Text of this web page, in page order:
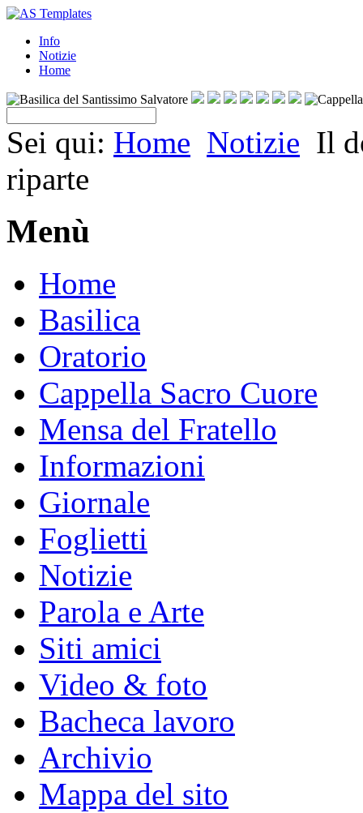
Info
Notizie
Home
Sei qui: Home Notizie Il
riparte
Menù
Home
Basilica
Oratorio
Cappella Sacro Cuore
Mensa del Fratello
Informazioni
Giornale
Foglietti
Notizie
Parola e Arte
Siti amici
Video & foto
Bacheca lavoro
Archivio
Mappa del sito